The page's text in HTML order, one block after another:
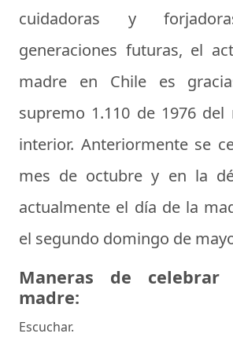
cuidadoras y
generaciones futuras, el
madre en Chile es
supremo 1.110 de 1976
interior. Anteriormente se
mes de octubre y en la
actualmente el día de la
el segundo domingo de
Maneras de
madre:
Escuchar.